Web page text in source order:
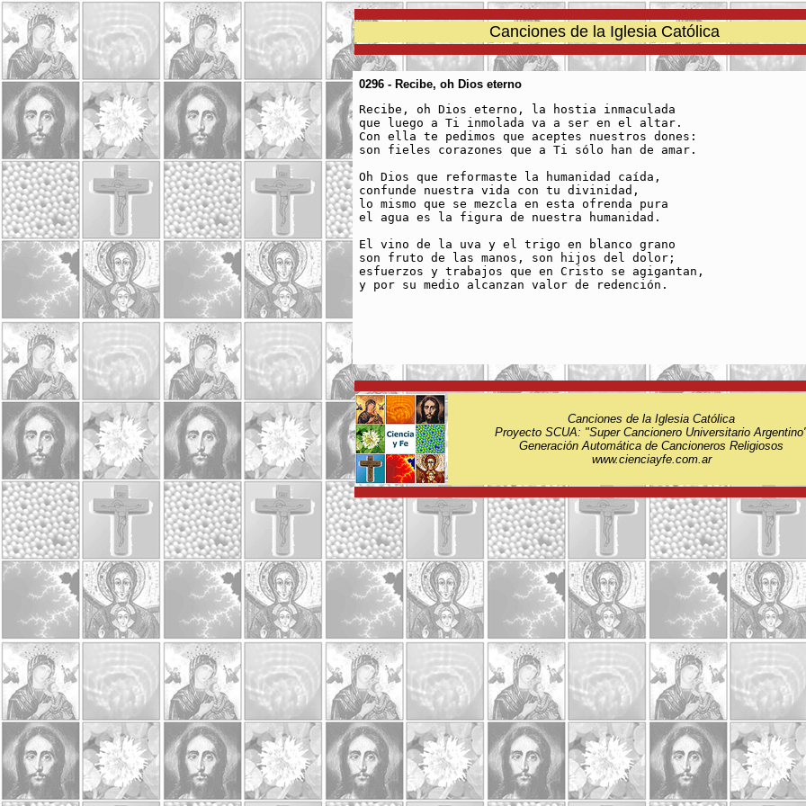
Canciones de la Iglesia Católica
0296 - Recibe, oh Dios eterno
Recibe, oh Dios eterno, la hostia inmaculada
que luego a Ti inmolada va a ser en el altar.
Con ella te pedimos que aceptes nuestros dones:
son fieles corazones que a Ti sólo han de amar.
Oh Dios que reformaste la humanidad caída,
confunde nuestra vida con tu divinidad,
lo mismo que se mezcla en esta ofrenda pura
el agua es la figura de nuestra humanidad.
El vino de la uva y el trigo en blanco grano
son fruto de las manos, son hijos del dolor;
esfuerzos y trabajos que en Cristo se agigantan,
y por su medio alcanzan valor de redención.
Canciones de la Iglesia Católica
Proyecto SCUA: "Super Cancionero Universitario
Generación Automática de Cancioneros Religiosos
www.cienciayfe.com.ar